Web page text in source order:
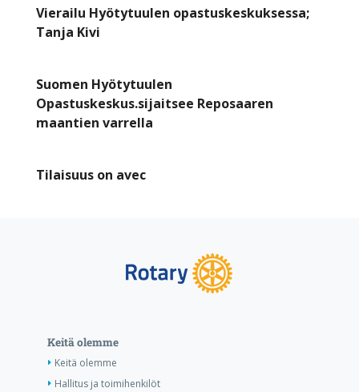
Vierailu Hyötytuulen opastuskeskuksessa;
Tanja Kivi
Suomen Hyötytuulen
Opastuskeskus.sijaitsee Reposaaren
maantien varrella
Tilaisuus on avec
Keitä olemme
Keitä olemme
Hallitus ja toimihenkilöt